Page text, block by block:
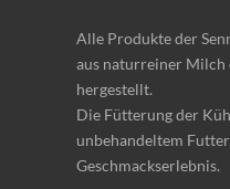
Alle Produkte der
aus naturreiner Milch
hergestellt.
Die Fütterung der
unbehandeltem
Geschmackserlebnis.